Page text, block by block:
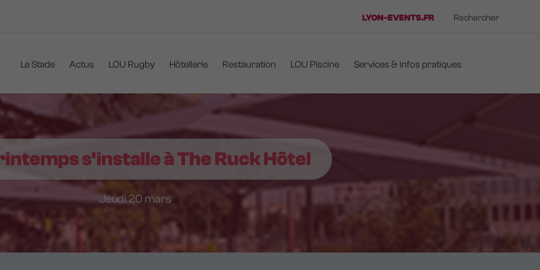
LYON-EVENTS.FR Rechercher
Le Stade
Actus LOU Rugby Hôtellerie Restauration LOU Piscine Services & infos pratiques
s'installe à The Ruck Hôtel
Jeudi 20 mars